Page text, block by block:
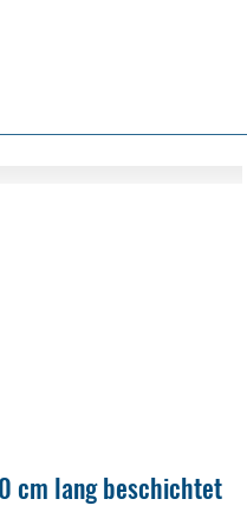
cm lang beschichtet